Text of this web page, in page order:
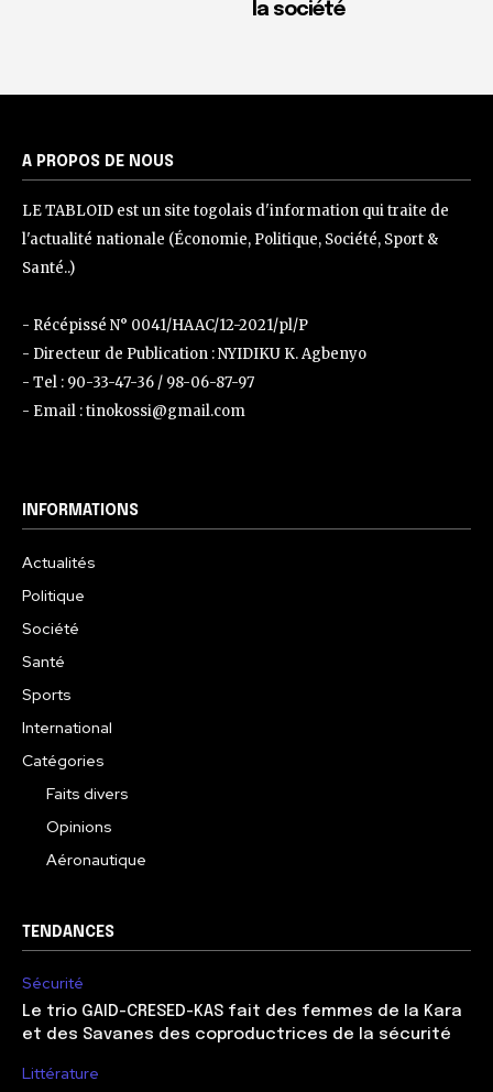
la société
A PROPOS DE NOUS
LE TABLOID est un site togolais d'information qui traite de
l'actualité nationale (Économie, Politique, Société, Sport &
Santé..)
- Récépissé N° 0041/HAAC/12-2021/pl/P
- Directeur de Publication : NYIDIKU K. Agbenyo
- Tel : 90-33-47-36 / 98-06-87-97
- Email : tinokossi@gmail.com
INFORMATIONS
Actualités
Politique
Société
Santé
Sports
International
Catégories
Faits divers
Opinions
Aéronautique
TENDANCES
Sécurité
Le trio GAID-CRESED-KAS fait des femmes de la Kara
et des Savanes des coproductrices de la sécurité
Littérature